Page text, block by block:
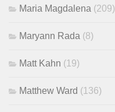
Maria Magdalena (209)
Maryann Rada (8)
Matt Kahn (19)
Matthew Ward (136)